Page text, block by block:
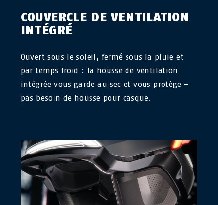
COUVERCLE DE VENTILATION
INTÉGRÉ
Ouvert sous le soleil, fermé sous la pluie et
par temps froid : la housse de ventilation
intégrée vous garde au sec et vous protège –
pas besoin de housse pour casque.